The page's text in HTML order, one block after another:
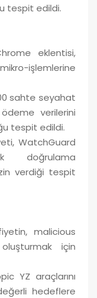
tespit edildi.
eklentisi,
işlemlerine
sahte seyahat
verilerini
tespit edildi.
WatchGuard
doğrulama
verdiği tespit
malicious
için
YZ araçlarını
hedeflere